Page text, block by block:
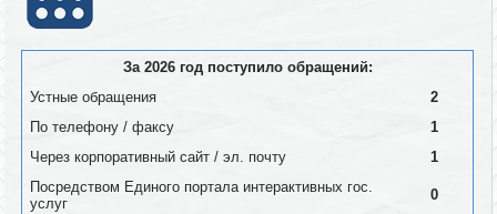
За 2026 год поступило обращений:
Устные обращения
2
По телефону / факсу
1
Через корпоративный сайт / эл. почту
1
Посредством Единого портала интерактивных гос.
услуг
0